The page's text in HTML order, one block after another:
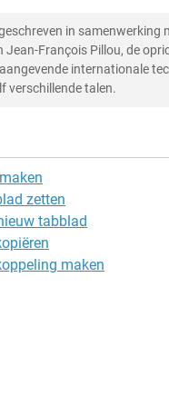
in samenwerking
Jean-François Pillou, de
internationale
verschillende talen.
zetten
tabblad
maken